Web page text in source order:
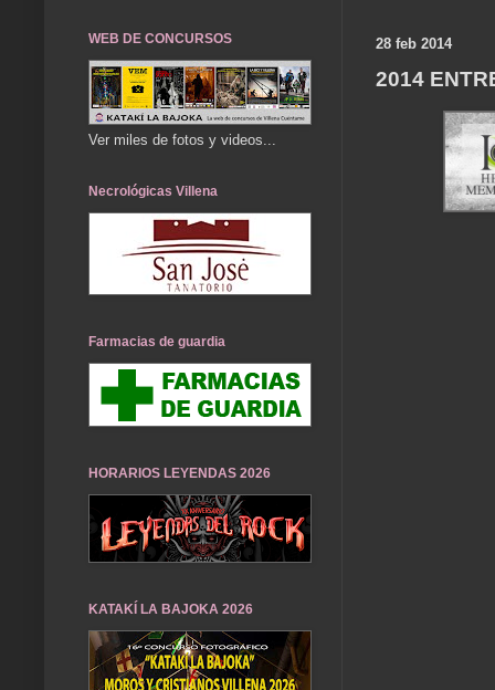
28 feb 2014
2014
WEB DE CONCURSOS
Ver miles de fotos y videos...
Necrológicas Villena
Farmacias de guardia
HORARIOS LEYENDAS 2026
KATAKÍ LA BAJOKA 2026